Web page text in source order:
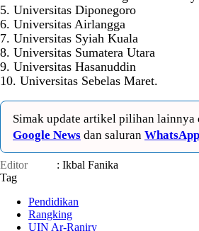
5. Universitas Diponegoro
6. Universitas Airlangga
7. Universitas Syiah Kuala
8. Universitas Sumatera Utara
9. Universitas Hasanuddin
10. Universitas Sebelas Maret.
Simak update artikel pilihan lainnya
Google News dan saluran
Editor
: Ikbal Fanika
Tag
Pendidikan
Rangking
UIN Ar-Raniry